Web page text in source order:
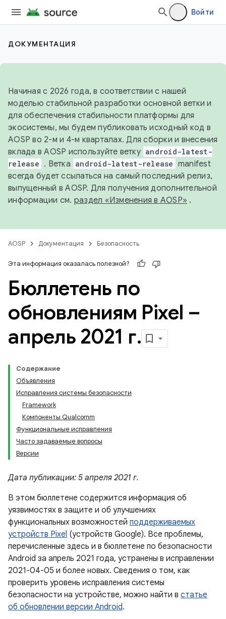
Войти
ДОКУМЕНТАЦИЯ
Начиная с 2026 года, в соответствии с нашей
моделью стабильной разработки основной ветки и
для обеспечения стабильности платформы для
экосистемы, мы будем публиковать исходный код в
AOSP во 2-м и 4-м кварталах. Для сборки и внесения
вклада в AOSP используйте ветку android-latest-
release . Ветка android-latest-release manifest
всегда будет ссылаться на самый последний релиз,
выпущенный в AOSP. Для получения дополнительной
информации см. раздел «Изменения в AOSP» .
AOSP Документация Безопасность
Эта информация оказалась полезной?
Бюллетень по
обновлениям Pixel –
апрель 2021 г.
Содержание
Объявления
Исправления системы безопасности
Framework
Компоненты Qualcomm
Функциональные исправления
Часто задаваемые вопросы
Версии
Дата публикации: 5 апреля 2021 г.
В этом бюллетене содержится информация об
уязвимостях в защите и об улучшениях
функциональных возможностей поддерживаемых
устройств Pixel (устройств Google). Все проблемы,
перечисленные здесь и в бюллетене по безопасности
Android за апрель 2021 года, устранены в исправлении
2021-04-05 и более новых. Сведения о том, как
проверить уровень исправления системы
безопасности на устройстве, можно найти в статье
об обновлении версии Android.